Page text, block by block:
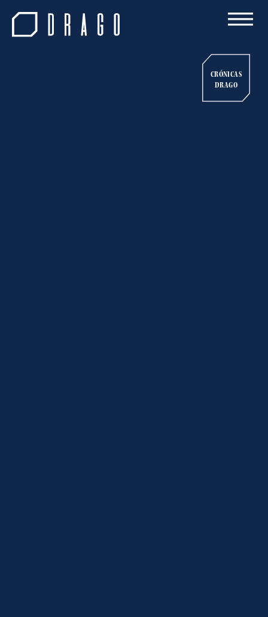
CRÓNICAS
DRAGO